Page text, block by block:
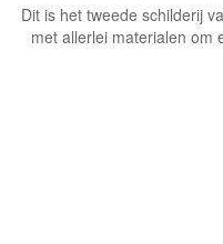
Dit is het tweede schilderij
met allerlei materialen om